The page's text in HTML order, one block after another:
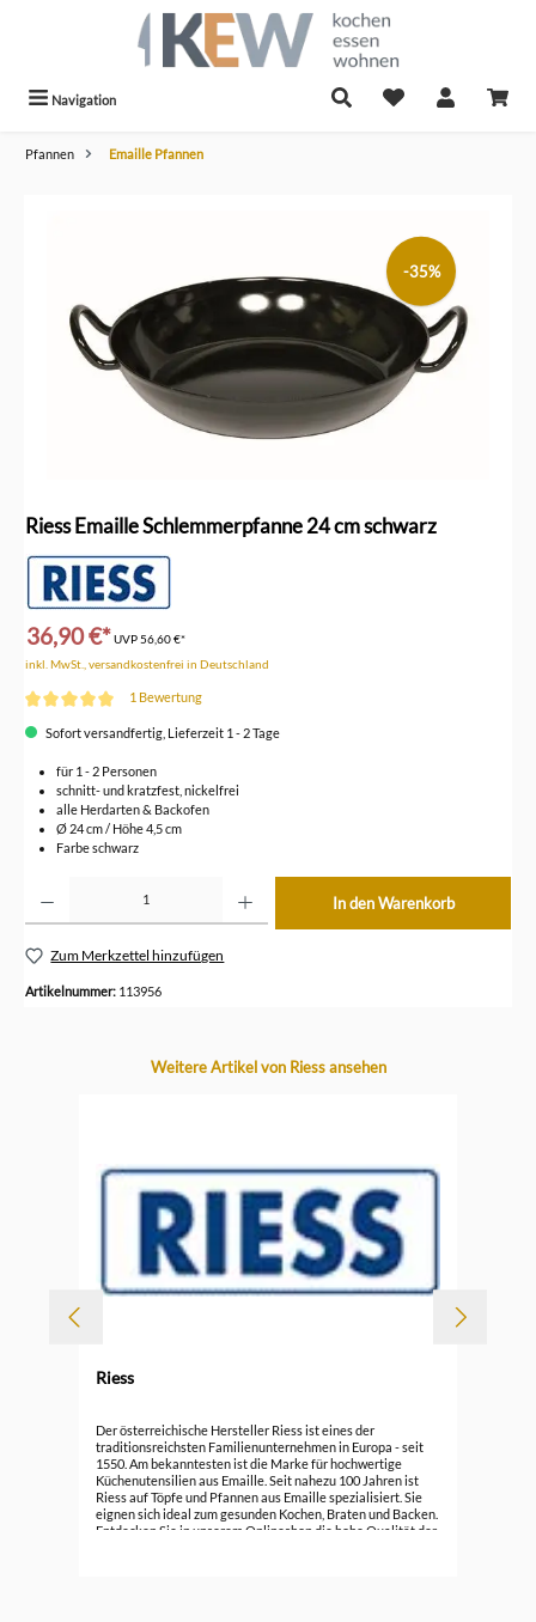
Navigation
Pfannen Emaille Pfannen
-35%
Riess Emaille Schlemmerpfanne 24 cm schwarz
36,90 €*UVP 56,60 €*
inkl. MwSt., versandkostenfrei in Deutschland
1 Bewertung
Sofort versandfertig, Lieferzeit 1 - 2 Tage
für 1 - 2 Personen
schnitt- und kratzfest, nickelfrei
alle Herdarten & Backofen
Ø 24 cm / Höhe 4,5 cm
Farbe schwarz
In den Warenkorb
Zum Merkzettel hinzufügen
Artikelnummer: 113956
Produktgalerie überspringen
Weitere Artikel von Riess ansehen
Riess
Der österreichische Hersteller Riess ist eines der
traditionsreichsten Familienunternehmen in Europa - seit
1550. Am bekanntesten ist die Marke für hochwertige
Küchenutensilien aus Emaille. Seit nahezu 100 Jahren ist
Riess auf Töpfe und Pfannen aus Emaille spezialisiert. Sie
eignen sich ideal zum gesunden Kochen, Braten und Backen.
Entdecken Sie in unserem Onlineshop die hohe Qualität der